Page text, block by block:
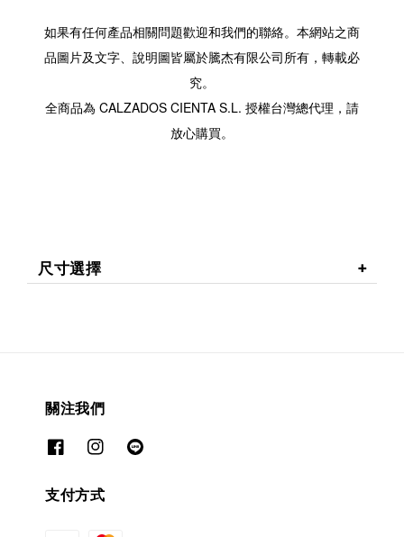
如果有任何產品相關問題歡迎和我們的聯絡。本網站之商
品圖片及文字、說明圖皆屬於騰杰有限公司所有，轉載必
究。
全商品為 CALZADOS CIENTA S.L. 授權台灣總代理，請
放心購買。
尺寸選擇
關注我們
支付方式